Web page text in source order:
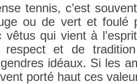
ten­nis, c’est
ou de vert et foulé
qui vient à
re­spect et de
idéaux. Si les
porté haut ces